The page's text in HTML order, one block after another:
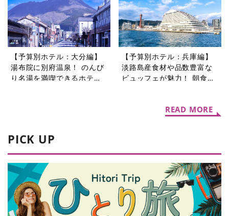
【予算別ホテル：大分編】
湯布院に別府温泉！ のんび
り名湯を満喫できるホテル5
【予算別ホテル：兵庫編】
淡路島産食材や品数豊富な
ビュッフェが魅力！ 朝食が
READ MORE
PICK UP